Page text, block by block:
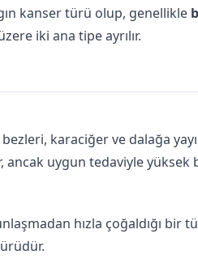
kanser türü olup, genellikle
iki ana tipe ayrılır.
karaciğer ve dalağa
uygun tedaviyle yüksek
hızla çoğaldığı bir